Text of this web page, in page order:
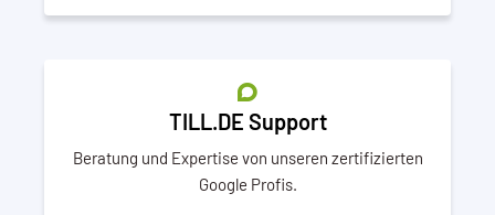
TILL.DE Support
Beratung und Expertise von unseren zertifizierten
Google Profis.